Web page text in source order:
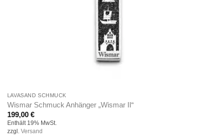
LAVASAND SCHMUCK
Wismar Schmuck Anhänger „Wismar II“
199,00 €
Enthält 19% MwSt.
zzgl. Versand